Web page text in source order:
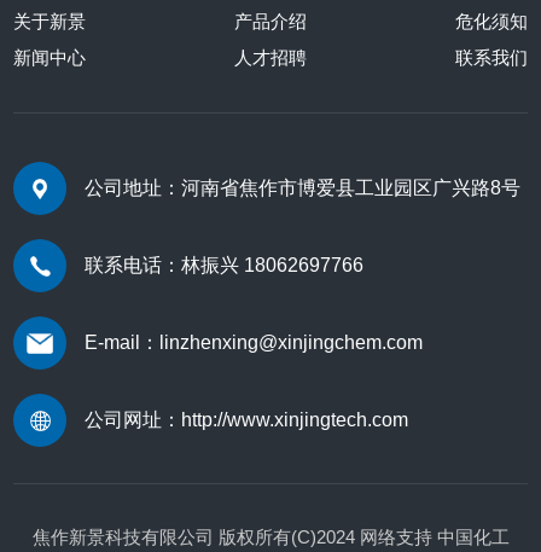
关于新景 产品介绍
危化须知
新闻中心
人才招聘 联系我们
公司地址：河南省焦作市博爱县工业园区广兴路8号
联系电话：林振兴 18062697766
E-mail：linzhenxing@xinjingchem.com
公司网址： http://www.xinjingtech.com
焦作新景科技有限公司 版权所有(C)2024 网络支持 中国化工